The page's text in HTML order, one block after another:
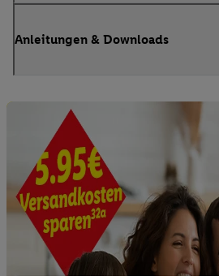
Anleitungen & Downloads